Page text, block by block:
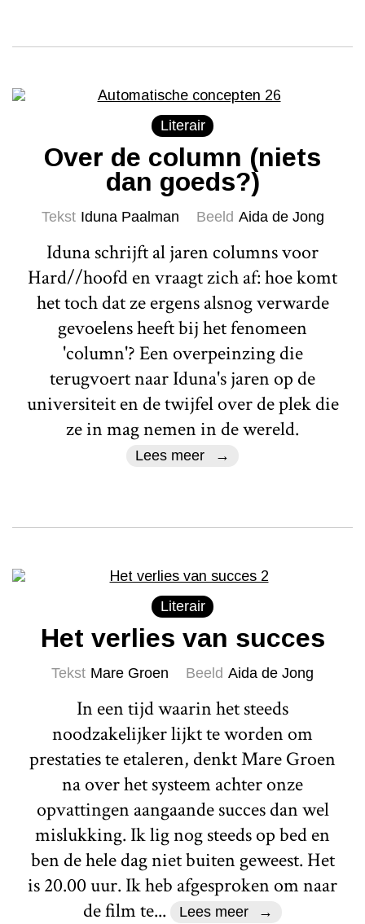
Literair
Over de column (niets
dan goeds?)
Tekst Iduna Paalman Beeld Aida de Jong
Iduna schrijft al jaren columns voor
Hard//hoofd en vraagt zich af: hoe komt
het toch dat ze ergens alsnog verwarde
gevoelens heeft bij het fenomeen
'column'? Een overpeinzing die
terugvoert naar Iduna's jaren op de
universiteit en de twijfel over de plek die
ze in mag nemen in de wereld.
Lees meer
Literair
Het verlies van succes
Tekst Mare Groen Beeld Aida de Jong
In een tijd waarin het steeds
noodzakelijker lijkt te worden om
prestaties te etaleren, denkt Mare Groen
na over het systeem achter onze
opvattingen aangaande succes dan wel
mislukking. Ik lig nog steeds op bed en
ben de hele dag niet buiten geweest. Het
is 20.00 uur. Ik heb afgesproken om naar
de film te...
Lees meer